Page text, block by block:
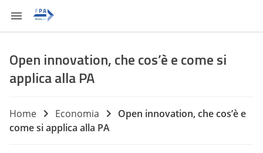
Open innovation, che cos’è e come si
applica alla PA
Home Economia
Open innovation, che cos’è e
come si applica alla PA